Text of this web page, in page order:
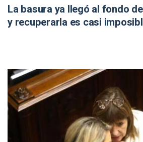
La basura ya llegó al fondo
y recuperarla es casi